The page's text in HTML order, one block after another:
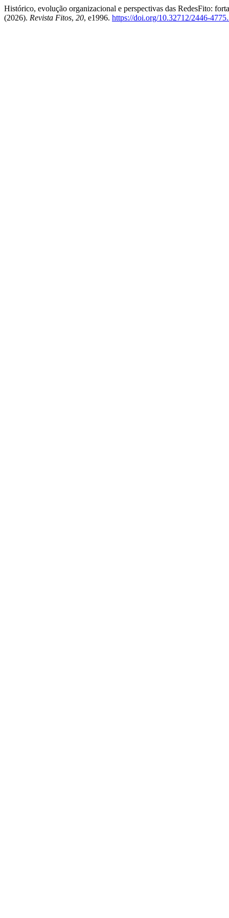
Histórico, evolução organizacional e perspectivas das RedesFito:
(2026). Revista Fitos, 20, e1996. https://doi.org/10.32712/2446-